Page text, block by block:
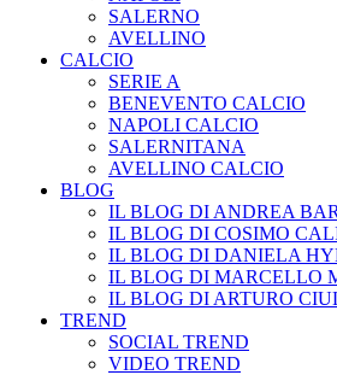
SALERNO
AVELLINO
CALCIO
SERIE A
BENEVENTO CALCIO
NAPOLI CALCIO
SALERNITANA
AVELLINO CALCIO
BLOG
IL BLOG DI ANDREA
IL BLOG DI COSIMO
IL BLOG DI DANIELA
IL BLOG DI MARCELLO
IL BLOG DI ARTURO
TREND
SOCIAL TREND
VIDEO TREND